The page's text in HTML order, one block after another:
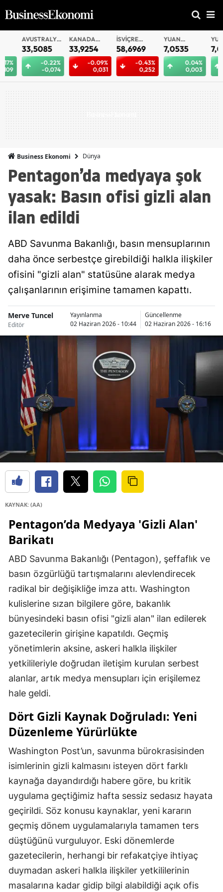
AVUSTRALYA
DOLARI
33,5085
-0.22%
-0,074
KANADA
DOLARI
33,9254
-0.09%
0,031
İSVIÇRE
FRANKI
58,6969
-0.43%
0,252
OFFSHORE
7,0535
0.04%
0,003
7,0532
Business Ekonomi Dünya
Pentagon’da medyaya şok
yasak: Basın ofisi gizli alan
ilan edildi
ABD Savunma Bakanlığı, basın mensuplarının
daha önce serbestçe girebildiği halkla ilişkiler
ofisini "gizli alan" statüsüne alarak medya
çalışanlarının erişimine tamamen kapattı.
Merve Tuncel
Editör
Yayınlanma
02 Haziran 2026 - 10:44
Güncellenme
02 Haziran 2026 - 16:16
KAYNAK: (AA)
Pentagon’da Medyaya 'Gizli Alan'
Barikatı
ABD Savunma Bakanlığı (Pentagon), şeffaflık ve
basın özgürlüğü tartışmalarını alevlendirecek
radikal bir değişikliğe imza attı. Washington
kulislerine sızan bilgilere göre, bakanlık
bünyesindeki basın ofisi "gizli alan" ilan edilerek
gazetecilerin girişine kapatıldı. Geçmiş
yönetimlerin aksine, askeri halkla ilişkiler
yetkilileriyle doğrudan iletişim kurulan serbest
alanlar, artık medya mensupları için erişilemez
hale geldi.
Dört Gizli Kaynak Doğruladı: Yeni
Düzenleme Yürürlükte
Washington Post’un, savunma bürokrasisinden
isimlerinin gizli kalmasını isteyen dört farklı
kaynağa dayandırdığı habere göre, bu kritik
uygulama geçtiğimiz hafta sessiz sedasız hayata
geçirildi. Söz konusu kaynaklar, yeni kararın
geçmiş dönem uygulamalarıyla tamamen ters
düştüğünü vurguluyor. Eski dönemlerde
gazetecilerin, herhangi bir refakatçiye ihtiyaç
duymadan askeri halkla ilişkiler yetkililerinin
masalarına kadar gidip bilgi alabildiği açık ofis